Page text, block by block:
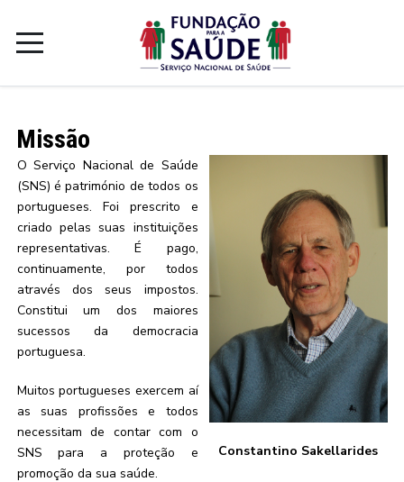
Missão
O Serviço Nacional de Saúde
(SNS) é património de todos os
portugueses. Foi prescrito e
criado pelas suas instituições
representativas. É pago,
continuamente, por todos
através dos seus impostos.
Constitui um dos maiores
sucessos da democracia
portuguesa.
Muitos portugueses exercem aí
as suas profissões e todos
necessitam de contar com o
SNS para a proteção e
promoção da sua saúde.
Constantino Sakellarides